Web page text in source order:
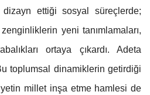
ettiği sosyal süreçlerde;
yeni tanımlamaları,
ortaya çıkardı. Adeta
toplumsal dinamiklerin getirdiği
millet inşa etme hamlesi de